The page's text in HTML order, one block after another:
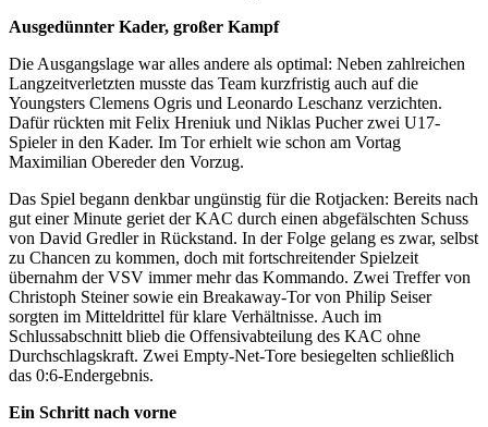
Ausgedünnter Kader, großer Kampf
Die Ausgangslage war alles andere als optimal: Neben zahlreichen
Langzeitverletzten musste das Team kurzfristig auch auf die
Youngsters Clemens Ogris und Leonardo Leschanz verzichten.
Dafür rückten mit Felix Hreniuk und Niklas Pucher zwei U17-
Spieler in den Kader. Im Tor erhielt wie schon am Vortag
Maximilian Obereder den Vorzug.
Das Spiel begann denkbar ungünstig für die Rotjacken: Bereits nach
gut einer Minute geriet der KAC durch einen abgefälschten Schuss
von David Gredler in Rückstand. In der Folge gelang es zwar, selbst
zu Chancen zu kommen, doch mit fortschreitender Spielzeit
übernahm der VSV immer mehr das Kommando. Zwei Treffer von
Christoph Steiner sowie ein Breakaway-Tor von Philip Seiser
sorgten im Mitteldrittel für klare Verhältnisse. Auch im
Schlussabschnitt blieb die Offensivabteilung des KAC ohne
Durchschlagskraft. Zwei Empty-Net-Tore besiegelten schließlich
das 0:6-Endergebnis.
Ein Schritt nach vorne